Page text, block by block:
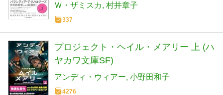
Ｗ・ザミスカ 村井章子
337
プロジェクト・ヘイル・メアリー 上 (ハ
ヤカワ文庫SF)
アンディ・ウィアー 小野田和子
4276